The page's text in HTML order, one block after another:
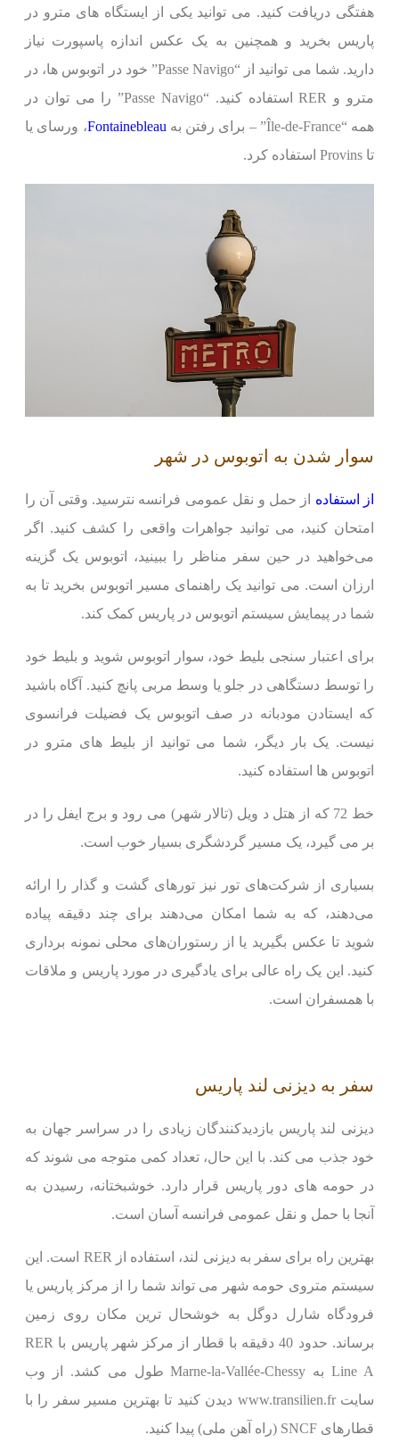
هفتگی دریافت کنید. می توانید یکی از ایستگاه های مترو در
پاریس بخرید و همچنین به یک عکس اندازه پاسپورت نیاز
دارید. شما می توانید از “Passe Navigo” خود در اتوبوس ها، در
مترو و RER استفاده کنید. “Passe Navigo” را می توان در
همه “Île-de-France” – برای رفتن به
Fontainebleau، ورسای یا
تا Provins استفاده کرد.
سوار شدن به اتوبوس در شهر
از استفاده از حمل و نقل عمومی فرانسه نترسید. وقتی آن را
امتحان کنید، می توانید جواهرات واقعی را کشف کنید. اگر
می‌خواهید در حین سفر مناظر را ببینید، اتوبوس یک گزینه
ارزان است. می توانید یک راهنمای مسیر اتوبوس بخرید تا به
شما در پیمایش سیستم اتوبوس در پاریس کمک کند.
برای اعتبار سنجی بلیط خود، سوار اتوبوس شوید و بلیط خود
را توسط دستگاهی در جلو یا وسط مربی پانچ کنید. آگاه باشید
که ایستادن مودبانه در صف اتوبوس یک فضیلت فرانسوی
نیست. یک بار دیگر، شما می توانید از بلیط های مترو در
اتوبوس ها استفاده کنید.
خط 72 که از هتل د ویل (تالار شهر) می رود و برج ایفل را در
بر می گیرد، یک مسیر گردشگری بسیار خوب است.
بسیاری از شرکت‌های تور نیز تورهای گشت و گذار را ارائه
می‌دهند، که به شما امکان می‌دهند برای چند دقیقه پیاده
شوید تا عکس بگیرید یا از رستوران‌های محلی نمونه برداری
کنید. این یک راه عالی برای یادگیری در مورد پاریس و ملاقات
با همسفران است.
سفر به دیزنی لند پاریس
دیزنی لند پاریس بازدیدکنندگان زیادی را در سراسر جهان به
خود جذب می کند. با این حال، تعداد کمی متوجه می شوند که
در حومه های دور پاریس قرار دارد. خوشبختانه، رسیدن به
آنجا با حمل و نقل عمومی فرانسه آسان است.
بهترین راه برای سفر به دیزنی لند، استفاده از RER است. این
سیستم متروی حومه شهر می تواند شما را از مرکز پاریس یا
فرودگاه شارل دوگل به خوشحال ترین مکان روی زمین
برساند. حدود 40 دقیقه با قطار از مرکز شهر پاریس با RER
Line A به Marne-la-Vallée-Chessy طول می کشد. از وب
سایت www.transilien.fr دیدن کنید تا بهترین مسیر سفر را با
قطارهای SNCF (راه آهن ملی) پیدا کنید.